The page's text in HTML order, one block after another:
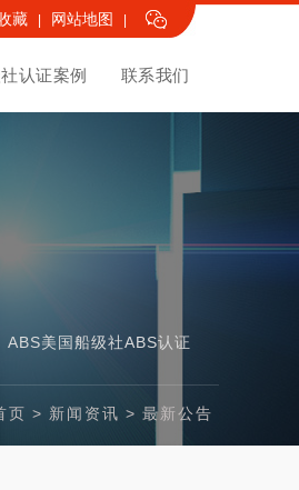
藏 网站地图
认证案例 联系我们
ABS美国船级社ABS认证
页 > 新闻资讯 > 最新公告